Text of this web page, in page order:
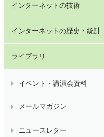
インターネットの技術
インターネットの歴史・統計
ライブラリ
イベント・講演会資料
メールマガジン
ニュースレター